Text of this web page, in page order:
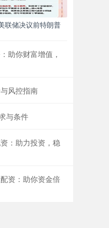
联储决议前特朗普
助你财富增值，
风控指南
与条件
：助力投资，稳
资：助你资金倍